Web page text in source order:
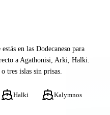
en las Dodecaneso para
a Agathonisi, Arki, Halki.
tres islas sin prisas.
Halki Kalymnos